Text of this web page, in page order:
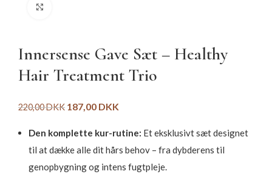
Innersense Gave Sæt – Healthy
Hair Treatment Trio
220,00DKK 187,00 DKK
Den komplette kur-rutine: Et eksklusivt sæt designet
til at dække alle dit hårs behov – fra dybderens til
genopbygning og intens fugtpleje.